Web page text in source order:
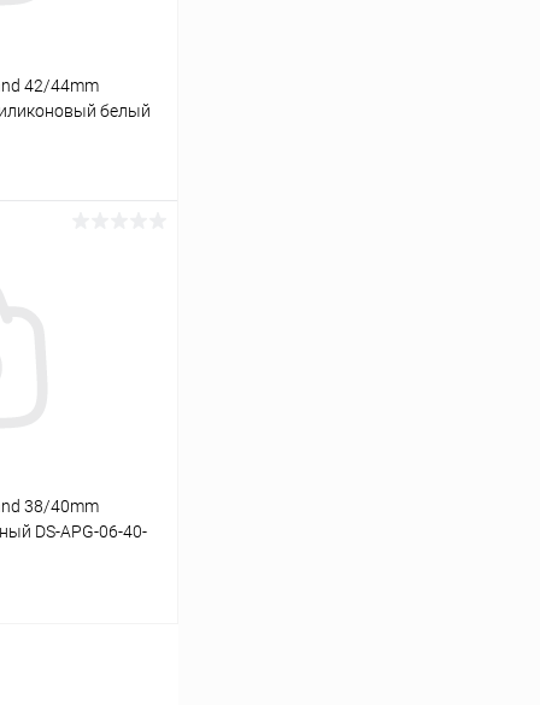
42/44mm
белый
38/40mm
DS-APG-06-40-